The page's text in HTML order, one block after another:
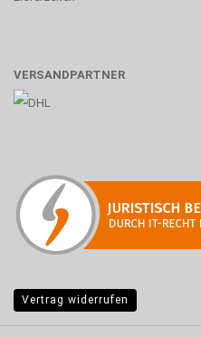
VERSANDPARTNER
Vertrag widerrufen